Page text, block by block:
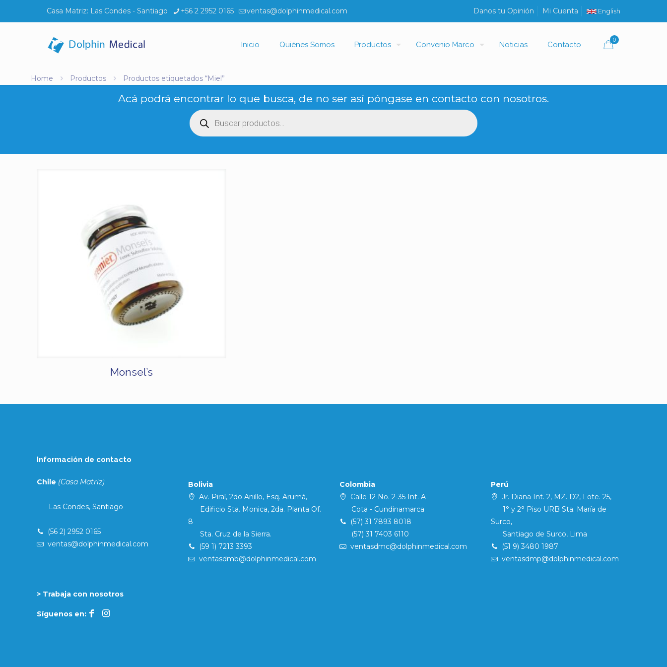
Casa Matriz: Las Condes - Santiago +56 2 2952 0165 ventas@dolphinmedical.com Danos tu Opinión Mi Cuenta English
Inicio Quiénes Somos Productos Convenio Marco Noticias Contacto
0
Home Productos Productos etiquetados “Miel”
Acá podrá encontrar lo que busca, de no ser así póngase en contacto con nosotros.
Búsqueda
de
productos
Monsel’s
Información de contacto
Chile (Casa Matriz)
Las Condes, Santiago
(56 2) 2952 0165
ventas@dolphinmedical.com
> Trabaja con nosotros
Síguenos en:
Bolivia
Av. Piraí, 2do Anillo, Esq. Arumá,
Edificio Sta. Monica, 2da. Planta Of.
8
Sta. Cruz de la Sierra.
(59 1) 7213 3393
ventasdmb@dolphinmedical.com
Colombia
Calle 12 No. 2-35 Int. A
Cota - Cundinamarca
(57) 31 7893 8018
(57) 31 7403 6110
ventasdmc@dolphinmedical.com
Perú
Jr. Diana Int. 2, MZ. D2, Lote. 25,
1° y 2° Piso URB Sta. María de
Surco,
Santiago de Surco, Lima
(51 9) 3480 1987
ventasdmp@dolphinmedical.com